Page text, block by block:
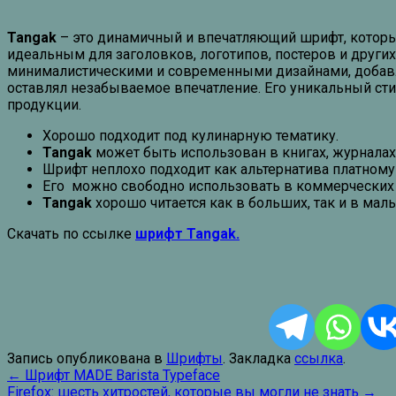
Tangak – это динамичный и впечатляющий шрифт,
идеальным для заголовков, логотипов, постеров и
минималистическими и современными дизайнами,
оставлял незабываемое впечатление. Его уникальный
продукции.
Хорошо подходит под кулинарную тематику.
Tangak может быть использован в книгах,
Шрифт неплохо подходит как альтернатива
Его можно свободно использовать в коммерческих
Tangak хорошо читается как в больших, так и в
Скачать по ссылке шрифт Tangak.
Запись опубликована в Шрифты. Закладка ссылка.
Навигация
← Шрифт MADE Barista Typeface
Firefox: шесть хитростей, которые вы могли не знать →